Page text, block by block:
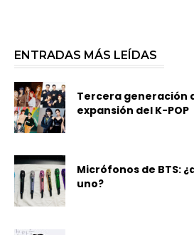
ENTRADAS MÁS LEÍDAS
Tercera generación
expansión del K-POP
Micrófonos de BTS:
uno?